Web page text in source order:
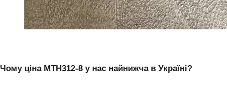
Чому ціна МТН312-8 у нас найнижча в Україні?